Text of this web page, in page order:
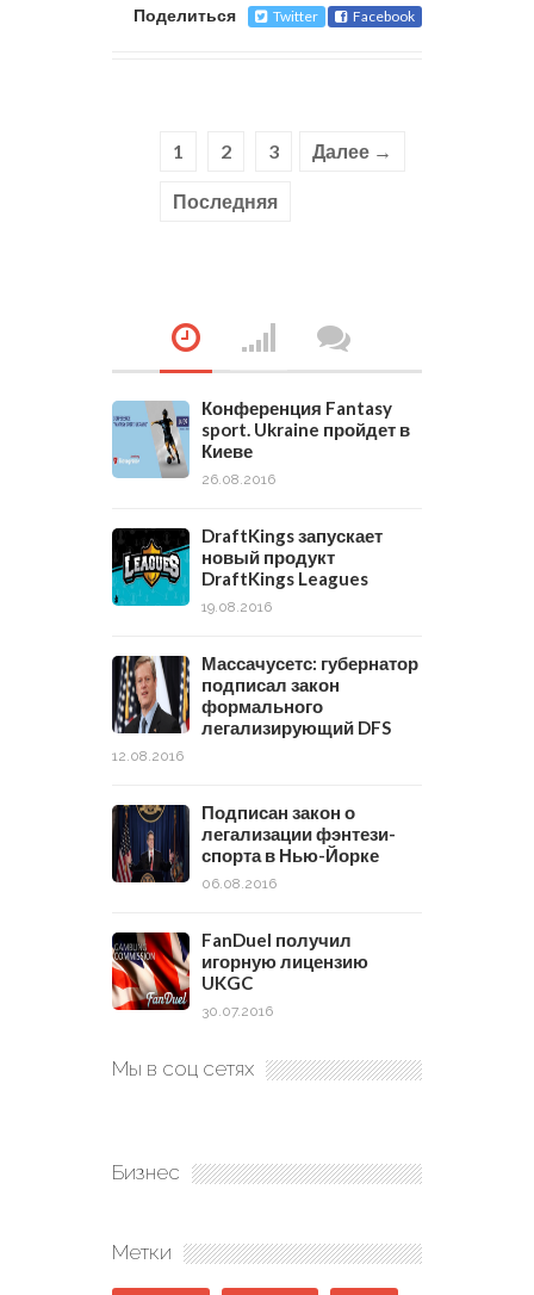
Поделиться Twitter Facebook
1 2 3 Далее →
Последняя
Конференция Fantasy
sport. Ukraine пройдет в
Киеве
26.08.2016
DraftKings запускает
новый продукт
DraftKings Leagues
19.08.2016
Массачусетс: губернатор
подписал закон
формального
легализирующий DFS
12.08.2016
Подписан закон о
легализации фэнтези-
спорта в Нью-Йорке
06.08.2016
FanDuel получил
игорную лицензию
UKGC
30.07.2016
Мы в соц сетях
Бизнес
Метки